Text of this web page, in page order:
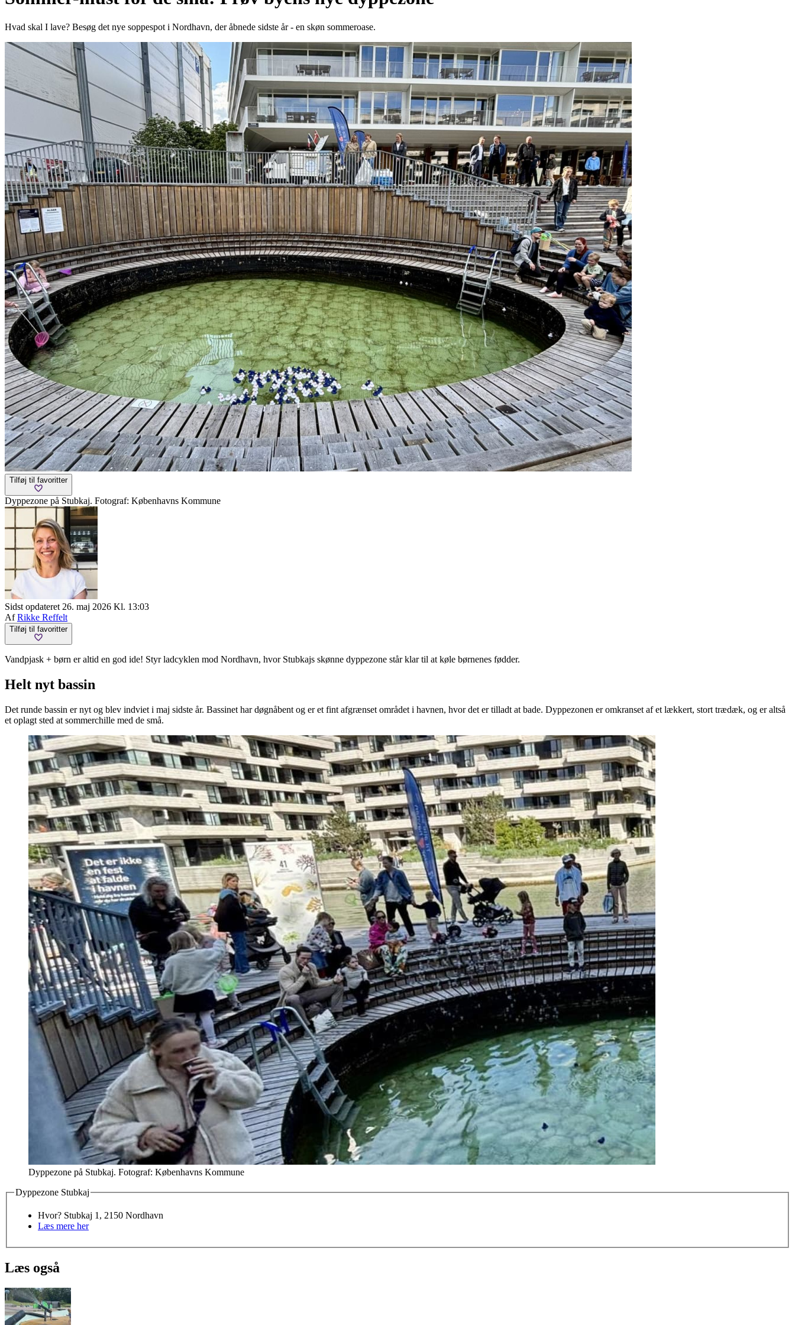
Hvad skal I lave? Besøg det nye soppespot i Nordhavn, der åbnede sidste år - en skøn sommeroase.
Tilføj til favoritter
Dyppezone på Stubkaj. Fotograf: Københavns Kommune
Sidst opdateret 26. maj 2026 Kl. 13:03
AfRikke Reffelt
Tilføj til favoritter
Vandpjask + børn er altid en god ide! Styr ladcyklen mod Nordhavn, hvor Stubkajs skønne dyppezone står klar til at køle børnenes fødder.
Helt nyt bassin
Det runde bassin er nyt og blev indviet i maj sidste år. Bassinet har døgnåbent og er et fint afgrænset området i havnen, hvor det er tilladt at bade. Dyppezonen er omkranset af et lækkert, stort trædæk, og er altså
et oplagt sted at sommerchille med de små.
Dyppezone på Stubkaj. Fotograf: Københavns Kommune
Dyppezone Stubkaj
Hvor? Stubkaj 1, 2150 Nordhavn
Læs mere her
Læs også